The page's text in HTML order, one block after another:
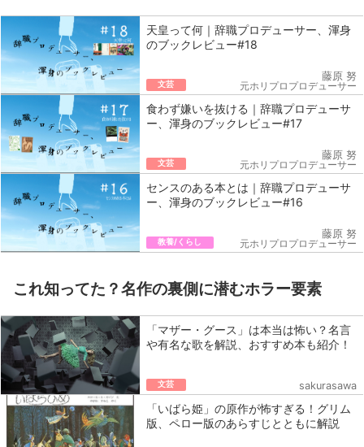
天皇って何｜辞職プロデューサー、渾身
のブックレビュー#18
文芸
藤原 努
元ホリプロプロデューサー
食わず嫌いを抜ける｜辞職プロデューサ
ー、渾身のブックレビュー#17
文芸
藤原 努
元ホリプロプロデューサー
センスのある本とは｜辞職プロデューサ
ー、渾身のブックレビュー#16
教養/くらし
藤原 努
元ホリプロプロデューサー
これ知ってた？名作の裏側に潜むホラー要素
「マザー・グース」は本当は怖い？名言
や有名な歌を解説、おすすめ本も紹介！
文芸 sakurasawa
「いばら姫」の原作が怖すぎる！グリム
版、ペロー版のあらすじとともに解説